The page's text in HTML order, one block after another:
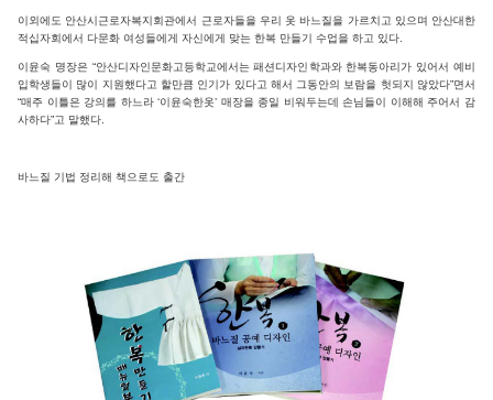
이외에도 안산시근로자복지회관에서 근로자들을 우리 옷 바느질을 가르치고 있으며 안산대한
적십자회에서 다문화 여성들에게 자신에게 맞는 한복 만들기 수업을 하고 있다.
이윤숙 명장은 “안산디자인문화고등학교에서는 패션디자인학과와 한복동아리가 있어서 예비
입학생들이 많이 지원했다고 할만큼 인기가 있다고 해서 그동안의 보람을 헛되지 않았다”면서
“매주 이틀은 강의를 하느라 ‘이윤숙한옷’ 매장을 종일 비워두는데 손님들이 이해해 주어서 감
사하다”고 말했다.
바느질 기법 정리해 책으로도 출간